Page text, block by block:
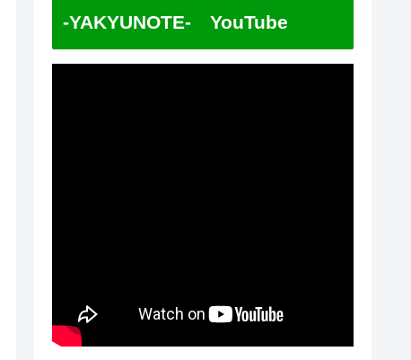
-YAKYUNOTE- YouTube